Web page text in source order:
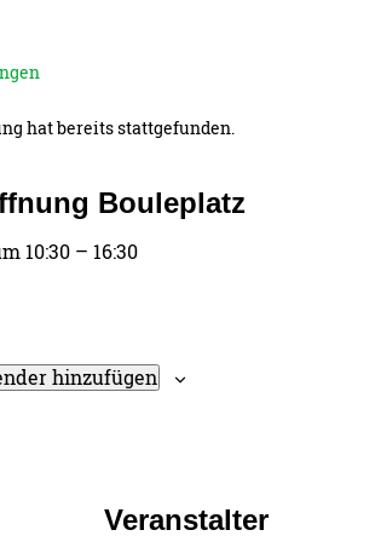
hat bereits stattgefunden.
Bouleplatz
10:30 – 16:30
hinzufügen
Veranstalter